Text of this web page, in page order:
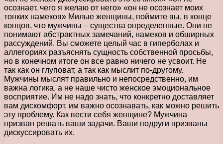
осознает, чего я желаю от него» «он не осознает моих
тонких намеков» Милые женщины, поймите вы, в конце
концов, что мужчины – существа определенные. Они не
понимают абстрактных замечаний, намеков и обширных
рассуждений. Вы сможете целый час в гиперболах и
аллегориях разъяснять сущность собственной просьбы,
но в конечном итоге он все равно ничего не усвоит. Не
так как он глуповат, а так как мыслит по-другому.
Мужчины мыслят правильно и непосредственно, им
важна логика, а не наше чисто женское эмоциональное
восприятие. Им не надо знать, что конкретно доставляет
вам дискомфорт, им важно осознавать, как можно решить
эту проблему. Как вести себя женщине? Мужчина
призван решать ваши задачи. Ваши подруги призваны
дискуссировать их.